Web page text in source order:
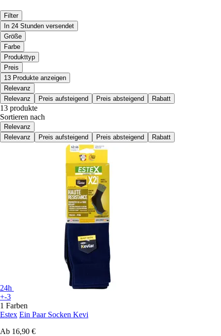
Filter
In 24 Stunden versendet
Größe
Farbe
Produkttyp
Preis
13 Produkte anzeigen
Relevanz
Relevanz
Preis aufsteigend Preis absteigend Rabatt
13 produkte
Sortieren nach
Relevanz
Relevanz
Preis aufsteigend Preis absteigend Rabatt
24h
+-3
1 Farben
Estex Ein Paar Socken Kevi
Ab 16,90 €